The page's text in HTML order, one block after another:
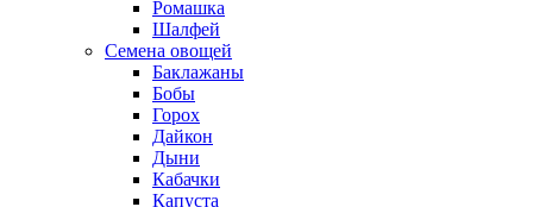
Ромашка
Шалфей
Семена овощей
Баклажаны
Бобы
Горох
Дайкон
Дыни
Кабачки
Капуста